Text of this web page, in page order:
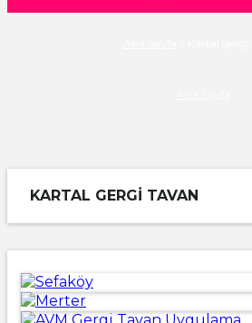
KARTAL GERGI TAVAN